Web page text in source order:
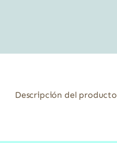
Descripción del producto